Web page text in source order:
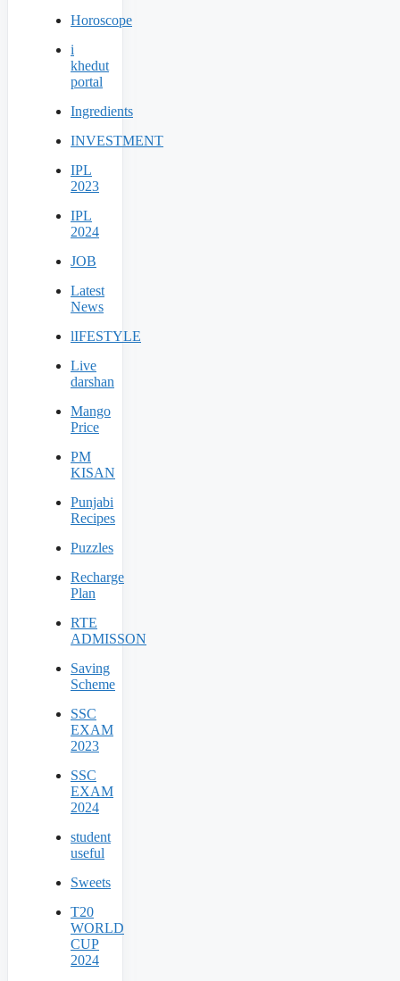
Horoscope
i
khedut
portal
Ingredients
INVESTMENT
IPL
2023
IPL
2024
JOB
Latest
News
lIFESTYLE
Live
darshan
Mango
Price
PM
KISAN
Punjabi
Recipes
Puzzles
Recharge
Plan
RTE
ADMISSON
Saving
Scheme
SSC
EXAM
2023
SSC
EXAM
2024
student
useful
Sweets
T20
WORLD
CUP
2024